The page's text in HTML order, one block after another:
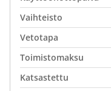
Vaihteisto
Vetotapa
Toimistomaksu
Katsastettu